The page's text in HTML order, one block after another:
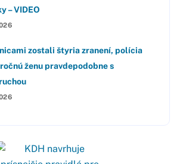
– VIDEO
zostali štyria zranení, polícia
ženu pravdepodobne s